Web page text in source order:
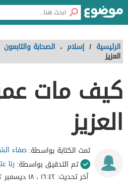
الرئيسية / إسلام ، الصحابة والتابعون
العزيز
كيف مات
العزيز
تمت الكتابة بواسطة: صفاء
تم التدقيق بواسطة: رنا
آخر تحديث:١٦:٤٢ ، ١٨ ديسمبر ٢٠٢٢